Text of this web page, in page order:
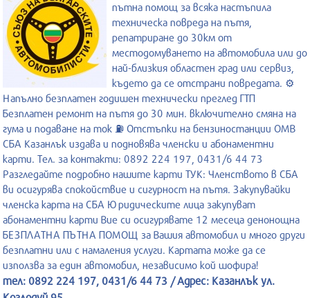
пътна помощ за всяка настъпила
техническа повреда на пътя,
репатриране до 30км от
местодомуването на автомобила или до
най-близкия областен град или сервиз,
където да се отстрани повредата. ⚙️
Напълно безплатен годишен технически преглед ГТП
Безплатен ремонт на пътя до 30 мин. включително смяна на
гума и подаване на ток ⛽ Отстъпки на бензиностанции ОМВ
СБА Казанлък издава и подновява членски и абонаментни
карти. Тел. за контакти: 0892 224 197, 0431/6 44 73
Разгледайте подробно нашите карти ТУК: Членството в СБА
ви осигурява спокойствие и сигурност на пътя. Закупувайки
членска карта на СБА Юридическите лица закупуват
абонаментни карти Вие си осигурявате 12 месеца денонощна
БЕЗПЛАТНА ПЪТНА ПОМОЩ за Вашия автомобил и много други
безплатни или с намаления услуги. Картата може да се
използва за един автомобил, независимо кой шофира!
тел: 0892 224 197, 0431/6 44 73 / Адрес: Казанлък ул.